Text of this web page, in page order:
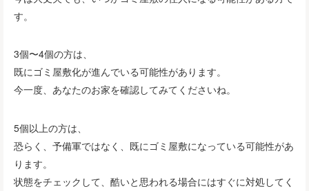
す。
3個〜4個の方は、
既にゴミ屋敷化が進んでいる可能性があります。
今一度、あなたのお家を確認してみてくださいね。
5個以上の方は、
恐らく、予備軍ではなく、既にゴミ屋敷になっている可能性があ
ります。
状態をチェックして、酷いと思われる場合にはすぐに対処してく